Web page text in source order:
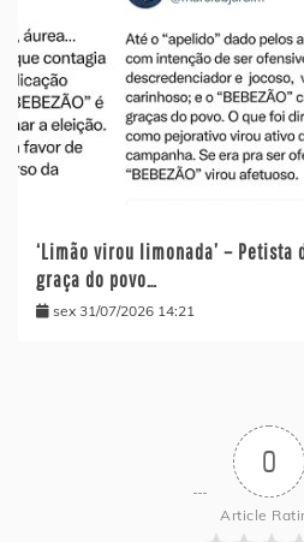
‘Limão virou limonada’ – Petista
graça do povo…
sex 31/07/2026 14:21
0
Article